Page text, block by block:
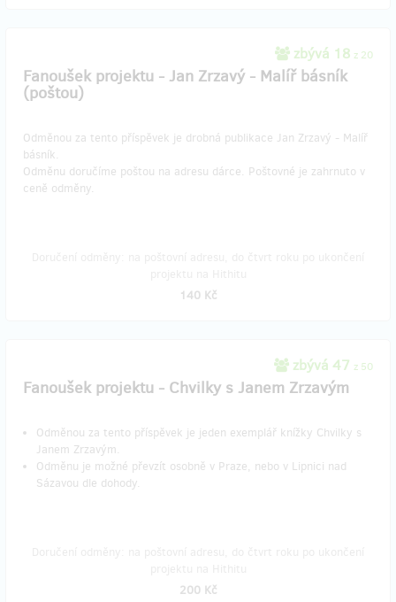
zbývá 18 z 20
Fanoušek projektu - Jan Zrzavý - Malíř básník
(poštou)
Odměnou za tento příspěvek je drobná publikace Jan Zrzavý - Malíř
básník.
Odměnu doručíme poštou na adresu dárce. Poštovné je zahrnuto v
ceně odměny.
140 Kč
zbývá 47 z 50
Fanoušek projektu - Chvilky s Janem Zrzavým
Odměnou za tento příspěvek je jeden exemplář knížky Chvilky s
Janem Zrzavým.
Odměnu je možné převzít osobně v Praze, nebo v Lipnici nad
Sázavou dle dohody.
200 Kč